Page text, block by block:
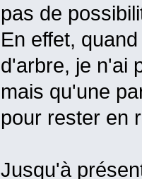
pas de
En effet,
d'arbre, je n'ai
mais qu'une
pour rester en
Jusqu'à